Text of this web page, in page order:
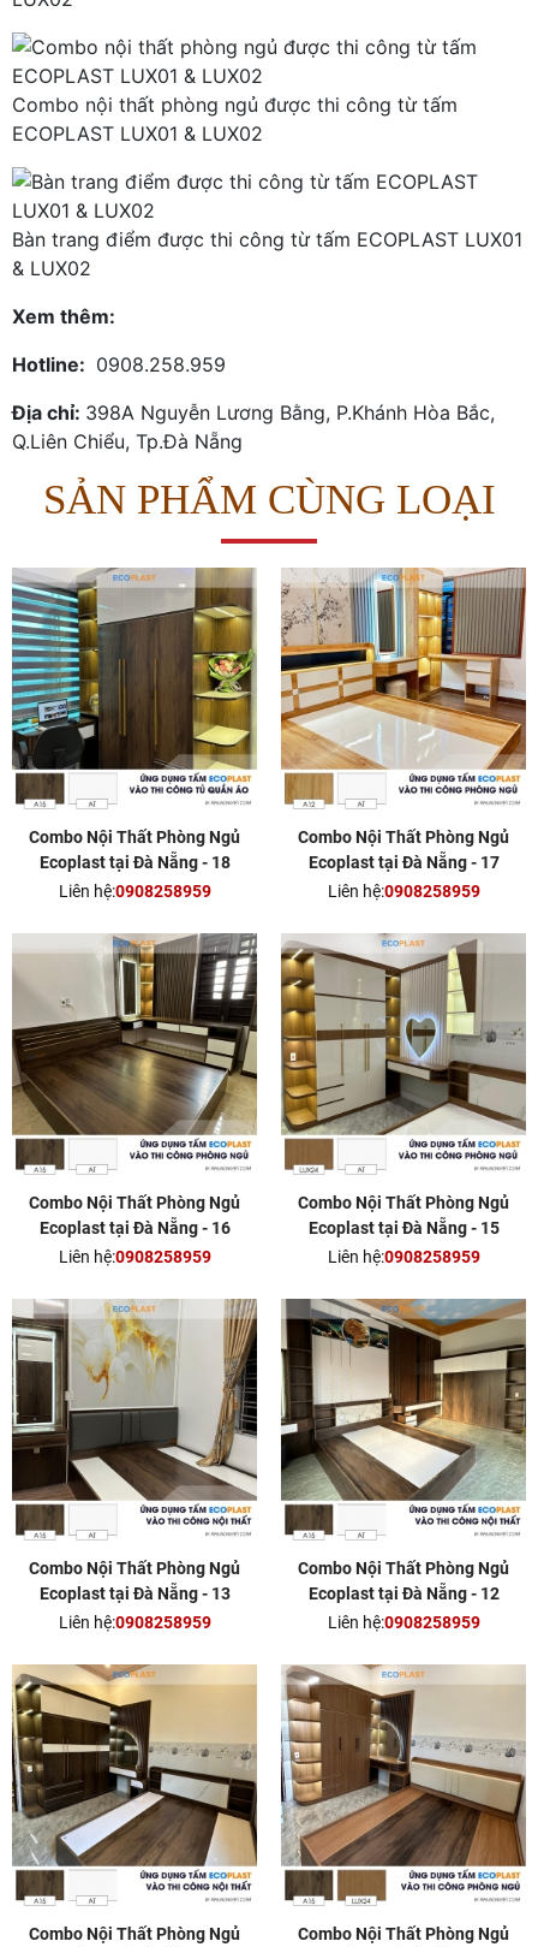
Combo nội thất phòng ngủ được thi công từ tấm
ECOPLAST LUX01 & LUX02
Bàn trang điểm được thi công từ tấm ECOPLAST LUX01
& LUX02
Xem thêm:
Hotline: 0908.258.959
Địa chỉ: 398A Nguyễn Lương Bằng, P.Khánh Hòa Bắc,
Q.Liên Chiểu, Tp.Đà Nẵng
SẢN PHẨM CÙNG LOẠI
Combo Nội Thất Phòng Ngủ
Ecoplast tại Đà Nẵng - 18
Liên hệ:0908258959
Combo Nội Thất Phòng Ngủ
Ecoplast tại Đà Nẵng - 17
Liên hệ:0908258959
Combo Nội Thất Phòng Ngủ
Ecoplast tại Đà Nẵng - 16
Liên hệ:0908258959
Combo Nội Thất Phòng Ngủ
Ecoplast tại Đà Nẵng - 15
Liên hệ:0908258959
Combo Nội Thất Phòng Ngủ
Ecoplast tại Đà Nẵng - 13
Liên hệ:0908258959
Combo Nội Thất Phòng Ngủ
Ecoplast tại Đà Nẵng - 12
Liên hệ:0908258959
Combo Nội Thất Phòng Ngủ
Combo Nội Thất Phòng Ngủ